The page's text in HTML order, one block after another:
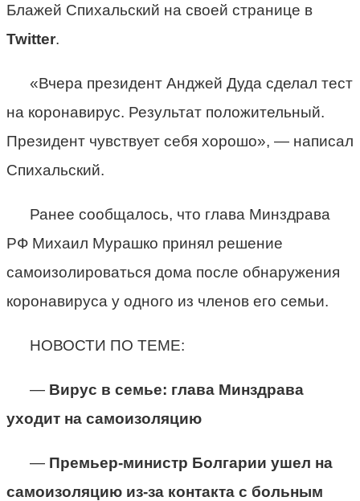
Блажей Спихальский на своей странице в
Twitter.
«Вчера президент Анджей Дуда сделал тест
на коронавирус. Результат положительный.
Президент чувствует себя хорошо», — написал
Спихальский.
Ранее сообщалось, что глава Минздрава
РФ Михаил Мурашко принял решение
самоизолироваться дома после обнаружения
коронавируса у одного из членов его семьи.
НОВОСТИ ПО ТЕМЕ:
— Вирус в семье: глава Минздрава
уходит на самоизоляцию
— Премьер-министр Болгарии ушел на
самоизоляцию из-за контакта с больным